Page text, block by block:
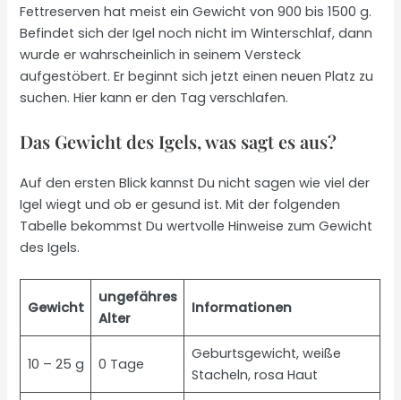
Fettreserven hat meist ein Gewicht von 900 bis 1500 g.
Befindet sich der Igel noch nicht im Winterschlaf, dann
wurde er wahrscheinlich in seinem Versteck
aufgestöbert. Er beginnt sich jetzt einen neuen Platz zu
suchen. Hier kann er den Tag verschlafen.
Das Gewicht des Igels, was sagt es aus?
Auf den ersten Blick kannst Du nicht sagen wie viel der
Igel wiegt und ob er gesund ist. Mit der folgenden
Tabelle bekommst Du wertvolle Hinweise zum Gewicht
des Igels.
Gewicht
ungefähres
Alter
Informationen
10 – 25 g 0 Tage
Geburtsgewicht, weiße
Stacheln, rosa Haut